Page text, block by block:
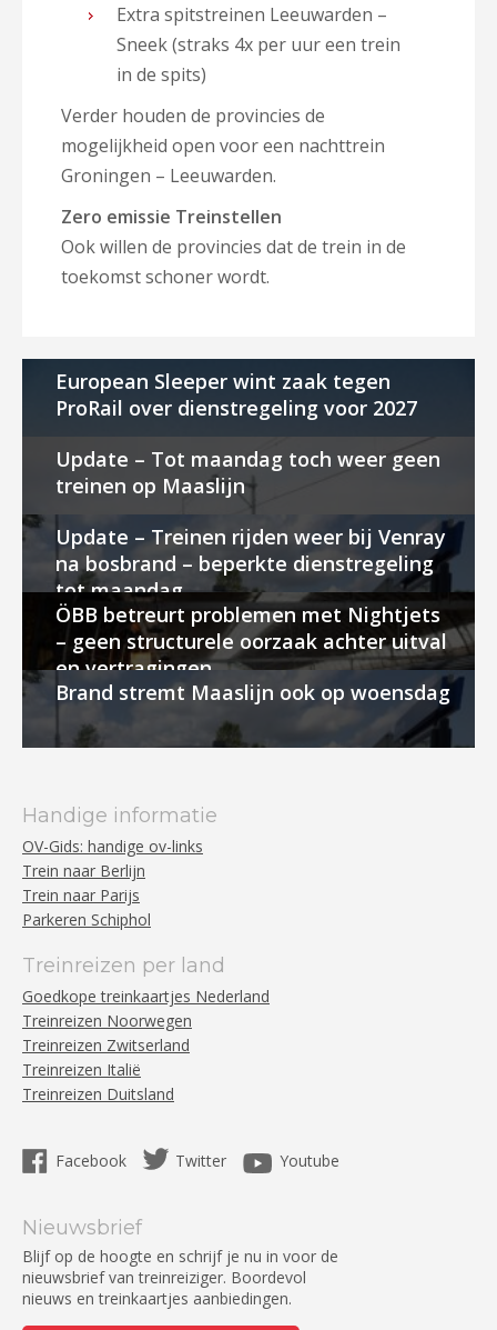
Extra spitstreinen Leeuwarden –
Sneek (straks 4x per uur een trein
in de spits)
Verder houden de provincies de
mogelijkheid open voor een nachttrein
Groningen – Leeuwarden.
Zero emissie Treinstellen
Ook willen de provincies dat de trein in de
toekomst schoner wordt.
European Sleeper wint zaak tegen
ProRail over dienstregeling voor 2027
Update – Tot maandag toch weer geen
treinen op Maaslijn
Update – Treinen rijden weer bij Venray
na bosbrand – beperkte dienstregeling
tot maandag
ÖBB betreurt problemen met Nightjets
– geen structurele oorzaak achter uitval
en vertragingen
Brand stremt Maaslijn ook op woensdag
Handige informatie
OV-Gids: handige ov-links
Trein naar Berlijn
Trein naar Parijs
Parkeren Schiphol
Treinreizen per land
Goedkope treinkaartjes Nederland
Treinreizen Noorwegen
Treinreizen Zwitserland
Treinreizen Italië
Treinreizen Duitsland
Facebook Twitter Youtube
Nieuwsbrief
Blijf op de hoogte en schrijf je nu in voor de
nieuwsbrief van treinreiziger. Boordevol
nieuws en treinkaartjes aanbiedingen.